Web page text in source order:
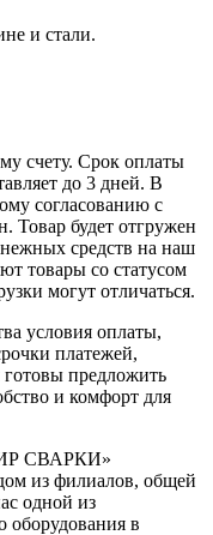
и стали.
счету. Срок оплаты
до 3 дней. В
согласованию с
Товар будет отгружен
средств на наш
товары со статусом
могут отличаться.
условия оплаты,
платежей,
предложить
и комфорт для
СВАРКИ»
из филиалов, общей
одной из
оборудования в